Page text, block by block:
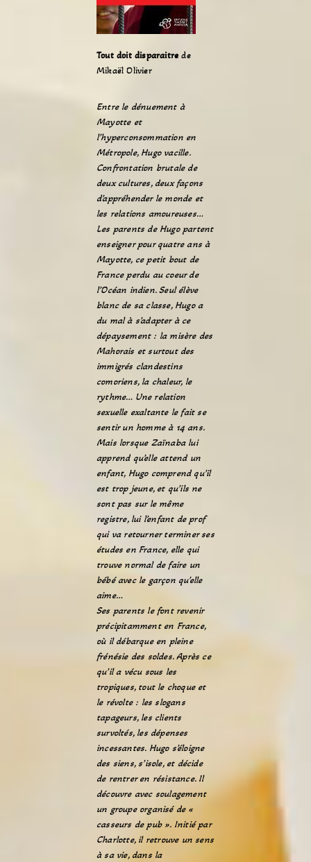
Tout doit disparaitre de
Mikaël Olivier
Entre le dénuement à
Mayotte et
l’hyperconsommation en
Métropole, Hugo vacille.
Confrontation brutale de
deux cultures, deux façons
d’appréhender le monde et
les relations amoureuses…
Les parents de Hugo partent
enseigner pour quatre ans à
Mayotte, ce petit bout de
France perdu au coeur de
l’Océan indien. Seul élève
blanc de sa classe, Hugo a
du mal à s’adapter à ce
dépaysement : la misère des
Mahorais et surtout des
immigrés clandestins
comoriens, la chaleur, le
rythme… Une relation
sexuelle exaltante le fait se
sentir un homme à 14 ans.
Mais lorsque Zaïnaba lui
apprend qu’elle attend un
enfant, Hugo comprend qu’il
est trop jeune, et qu’ils ne
sont pas sur le même
registre, lui l’enfant de prof
qui va retourner terminer ses
études en France, elle qui
trouve normal de faire un
bébé avec le garçon qu’elle
aime…
Ses parents le font revenir
précipitamment en France,
où il débarque en pleine
frénésie des soldes. Après ce
qu’il a vécu sous les
tropiques, tout le choque et
le révolte : les slogans
tapageurs, les clients
survoltés, les dépenses
incessantes. Hugo s’éloigne
des siens, s’isole, et décide
de rentrer en résistance. Il
découvre avec soulagement
un groupe organisé de «
casseurs de pub ». Initié par
Charlotte, il retrouve un sens
à sa vie, dans la